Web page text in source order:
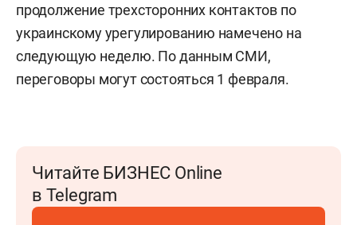
продолжение трехсторонних контактов по
украинскому урегулированию намечено на
следующую неделю. По данным СМИ,
переговоры могут состояться 1 февраля.
Читайте БИЗНЕС Online
в Telegram